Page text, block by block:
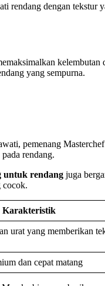
rendang dengan tekstur
kelembutan
yang sempurna.
pemenang
rendang.
untuk rendang juga
cocok.
Karakteristik
urat yang memberikan
dan cepat matang